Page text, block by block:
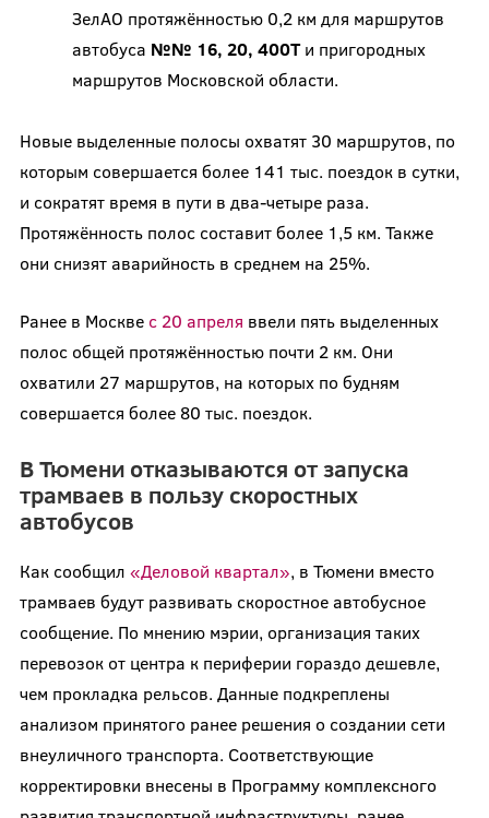
ЗелАО протяжённостью 0,2 км для маршрутов
автобуса №№ 16, 20, 400Ти пригородных
маршрутов Московской области.
Новые выделенные полосы охватят 30 маршрутов, по
которым совершается более 141 тыс. поездок в сутки,
и сократят время в пути в два-четыре раза.
Протяжённость полос составит более 1,5 км. Также
они снизят аварийность в среднем на 25%.
Ранее в Москве с 20 апреля ввели пять выделенных
полос общей протяжённостью почти 2 км. Они
охватили 27 маршрутов, на которых по будням
совершается более 80 тыс. поездок.
В Тюмени отказываются от запуска
трамваев в пользу скоростных
автобусов
Как сообщил «Деловой квартал», в Тюмени вместо
трамваев будут развивать скоростное автобусное
сообщение. По мнению мэрии, организация таких
перевозок от центра к периферии гораздо дешевле,
чем прокладка рельсов. Данные подкреплены
анализом принятого ранее решения о создании сети
внеуличного транспорта. Соответствующие
корректировки внесены в Программу комплексного